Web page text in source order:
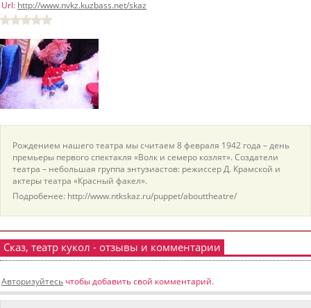
пїЅпїЅпїЅ
пїЅпїЅпїЅпїЅпїЅпїЅпїЅпїЅпїЅпїЅпїЅ
пїЅпїЅпїЅ
пїЅпїЅпїЅпїЅпїЅпїЅпїЅпїЅпїЅ
пїЅпїЅпїЅ пїЅпїЅпїЅпїЅпїЅ
пїЅпїЅпїЅ пїЅпїЅпїЅпїЅпїЅпїЅ
пїЅпїЅпїЅпїЅпїЅ
пїЅпїЅпїЅпїЅпїЅпїЅпїЅпїЅпїЅпїЅ
Url: http://www.nvkz.kuzbass.net/skaz
Рождением нашего театра мы считаем 8 февраля 1942 года – день
премьеры первого спектакля «Волк и семеро козлят». Создатели
театра – небольшая группа энтузиастов: режиссер Д. Крамской и
актеры театра «Красный факел».
Подробенее: http://www.ntkskaz.ru/puppet/abouttheatre/
Сказ, театр кукол - отзывы и комментарии
Авторизуйтесь чтобы добавить свой комментарий.